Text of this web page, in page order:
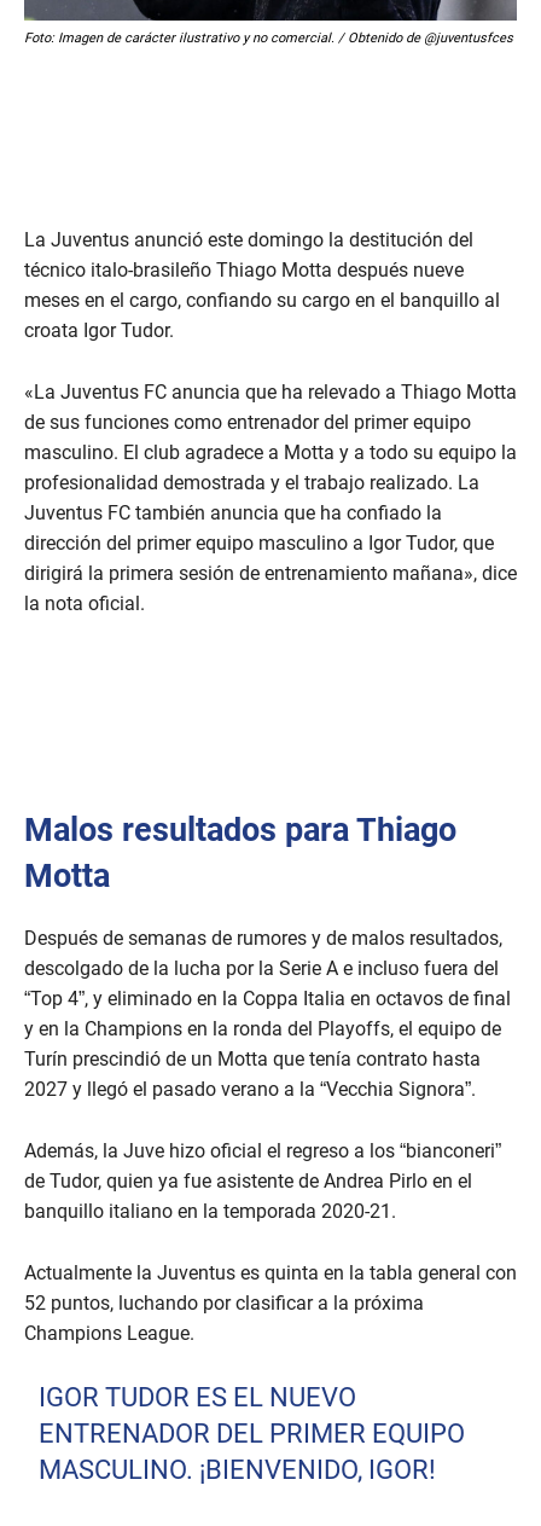
Foto: Imagen de carácter ilustrativo y no comercial. / Obtenido de @juventusfces
La Juventus anunció este domingo la destitución del
técnico italo-brasileño Thiago Motta después nueve
meses en el cargo, confiando su cargo en el banquillo al
croata Igor Tudor.
«La Juventus FC anuncia que ha relevado a Thiago Motta
de sus funciones como entrenador del primer equipo
masculino. El club agradece a Motta y a todo su equipo la
profesionalidad demostrada y el trabajo realizado. La
Juventus FC también anuncia que ha confiado la
dirección del primer equipo masculino a Igor Tudor, que
dirigirá la primera sesión de entrenamiento mañana», dice
la nota oficial.
Malos resultados para Thiago
Motta
Después de semanas de rumores y de malos resultados,
descolgado de la lucha por la Serie A e incluso fuera del
“Top 4”, y eliminado en la Coppa Italia en octavos de final
y en la Champions en la ronda del Playoffs, el equipo de
Turín prescindió de un Motta que tenía contrato hasta
2027 y llegó el pasado verano a la “Vecchia Signora”.
Además, la Juve hizo oficial el regreso a los “bianconeri”
de Tudor, quien ya fue asistente de Andrea Pirlo en el
banquillo italiano en la temporada 2020-21.
Actualmente la Juventus es quinta en la tabla general con
52 puntos, luchando por clasificar a la próxima
Champions League.
IGOR TUDOR ES EL NUEVO
ENTRENADOR DEL PRIMER EQUIPO
MASCULINO. ¡BIENVENIDO, IGOR!